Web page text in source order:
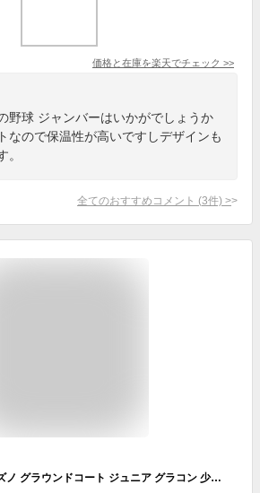
価格と在庫を楽天でチェック >>
野球 ジャンバーはいかがでしょうか
なので保温性が高いですしデザインも
。
全てのおすすめコメント (3件) >
【左胸ネーム加工】ミズノ グラウンドコート ジュニア グラコン 少年用 防寒 撥水 野球 mizuno 52WJ389 アウター 2013世界大会モデル ブレスサーモ 内ポケット付き